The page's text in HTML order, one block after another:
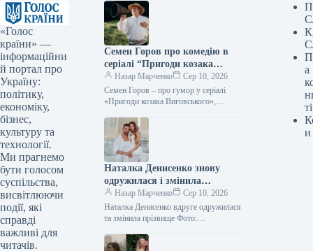
«Голос
країни» —
інформаційни
й портал про
Україну:
політику,
економіку,
бізнес,
культуру та
технології.
Ми прагнемо
бути голосом
суспільства,
висвітлюючи
події, які
справді
важливі для
читачів.
Семен Горов про комедію в
серіалі “Пригоди козака
Виговського”, інтелектуальну
ВІА Гру та подальшу кар’єру
Jerry Heil
Назар Марченко
Сер 10, 2026
Семен Горов – про гумор у серіалі
«Пригоди козака Виговського»,
Heil Фото: 2+2 Підпишіться…
Наталка Денисенко знову
одружилася і змінила
прізвище
Назар Марченко
Сер 10, 2026
Наталка Денисенко вдруге одружилася
та змінила прізвище Фото:
Підпишіться на нас в Google додати
а
ті
и